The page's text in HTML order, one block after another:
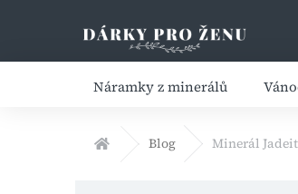
Náramky z minerálů
Domů Blog Minerál Jadeit